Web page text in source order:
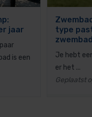
jaar
is een
type
Je hebt
er het ...
Geplaatst